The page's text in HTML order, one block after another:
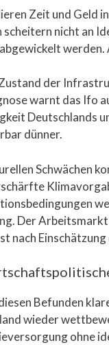
Zeit und Geld
scheitern nicht an
der
warnt das Ifo
Deutschlands
dünner.
Schwächen
Der
nach
Befunden
wieder
ohne